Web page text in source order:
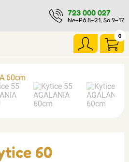
723 000 027
Ne–Pá 8–21, So 9–17
0
60